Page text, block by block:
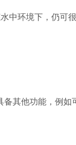
中环境下，仍可
其他功能，例如